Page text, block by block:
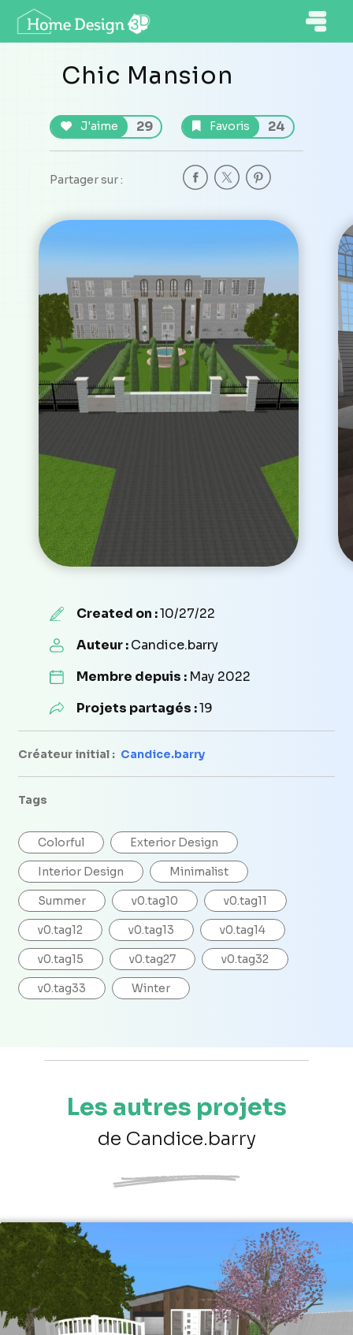
Chic Mansion
J'aime 29 Favoris 24
Partager sur :
Created on :10/27/22
Auteur :Candice.barry
Membre depuis : May 2022
Projets partagés :19
Créateur initial : Candice.barry
Tags
Colorful Exterior Design
Interior Design Minimalist
Summer v0.tag10 v0.tag11
v0.tag12 v0.tag13 v0.tag14
v0.tag15 v0.tag27 v0.tag32
v0.tag33 Winter
Les autres projets
de Candice.barry